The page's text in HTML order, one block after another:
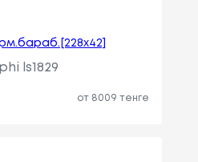
ls1829
от 8009 тенге